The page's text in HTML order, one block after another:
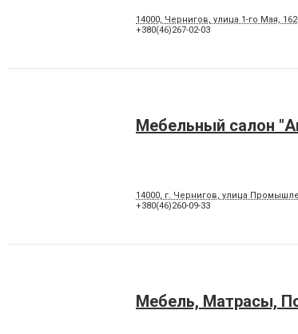
14000, Чернигов, улица 1-го Мая,
+380(46)267-02-03
Мебельный салон
14000, г. Чернигов, улица
+380(46)260-09-33
Мебель, Матрасы,